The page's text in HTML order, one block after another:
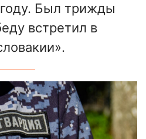
Был трижды
встретил в